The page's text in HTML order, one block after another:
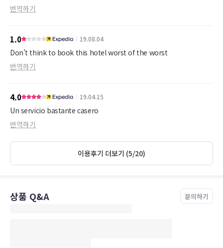
번역하기
1.0 19.08.04
Don’t think to book this hotel worst of the worst
번역하기
4.0 19.04.15
Un servicio bastante casero
번역하기
이용후기 더보기 (5/20)
상품 Q&A 문의하기